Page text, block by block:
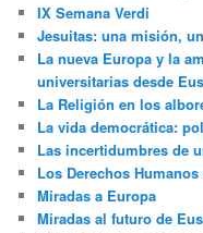
IX Semana Verdi
Jesuitas: una misión,
La nueva Europa y la
universitarias desde
La Religión en los
La vida democrática:
Las incertidumbres de
Los Derechos
Miradas a Europa
Miradas al futuro de